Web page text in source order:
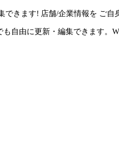
できます! 店舗/企業情報を ご自
自由に更新・編集できます。